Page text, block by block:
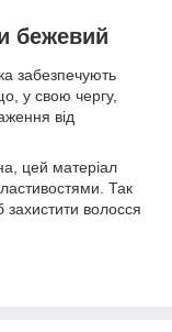
бежевий
забезпечують
у свою чергу,
від
цей матеріал
Так
волосся